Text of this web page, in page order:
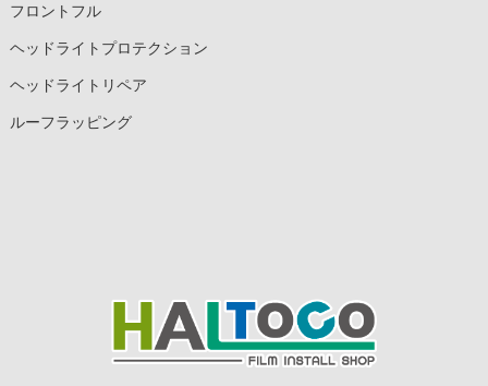
フロントフル
ヘッドライトプロテクション
ヘッドライトリペア
ルーフラッピング